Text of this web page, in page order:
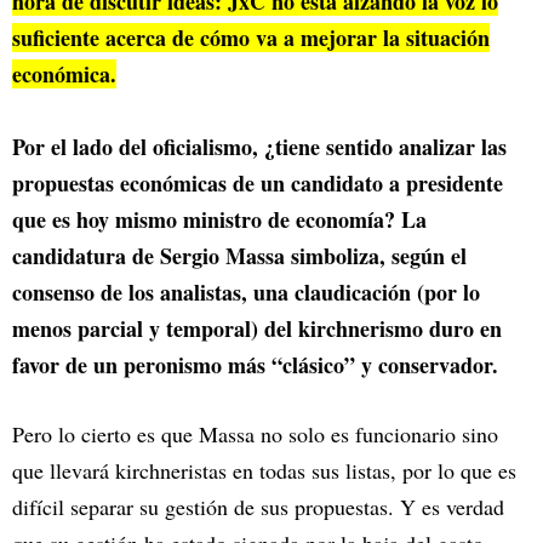
suficiente acerca de cómo va a mejorar la situación
económica.
Por el lado del oficialismo, ¿tiene sentido analizar las
propuestas económicas de un candidato a presidente
que es hoy mismo ministro de economía? La
candidatura de Sergio Massa simboliza, según el
consenso de los analistas, una claudicación (por lo
menos parcial y temporal) del kirchnerismo duro en
favor de un peronismo más “clásico” y conservador.
Pero lo cierto es que Massa no solo es funcionario sino
que llevará kirchneristas en todas sus listas, por lo que es
difícil separar su gestión de sus propuestas. Y es verdad